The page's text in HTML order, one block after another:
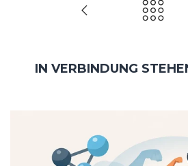
IN VERBINDUNG